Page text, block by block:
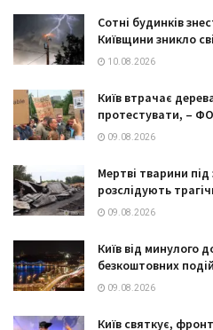
Сотні будинків
Київщини зникло
10.08.2026
Київ втрачає
протестувати, –
09.08.2026
Мертві тварини
розслідують
09.08.2026
Київ від минулого
безкоштовних подій
09.08.2026
Київ святкує,